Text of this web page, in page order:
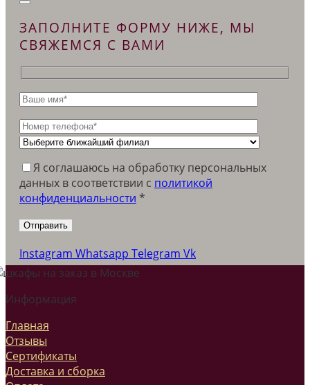
ЗАПОЛНИТЕ ФОРМУ НИЖЕ, МЫ
СВЯЖЕМСЯ С ВАМИ
Я соглашаюсь на обработку персональных
данных в соответствии c политикой
конфиденциальности *
Instagram Whatsapp Telegram Vk
Информация
Главная
Отзывы
Сертификаты
Доставка и сборка